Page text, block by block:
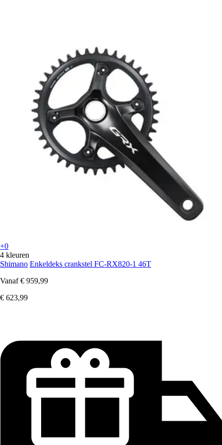
+0
4 kleuren
Shimano Enkeldeks crankstel FC-RX820-1 46T
Vanaf € 959,99
€ 623,99